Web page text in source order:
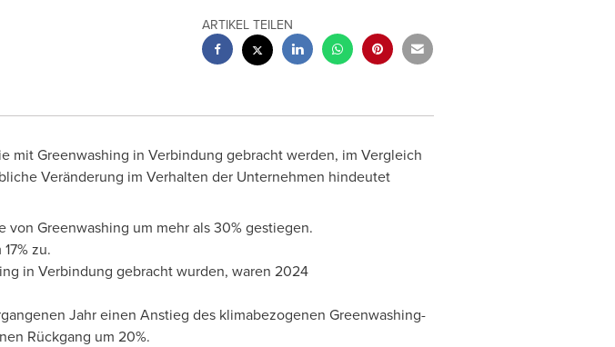
ARTIKEL TEILEN
mit Greenwashing in Verbindung gebracht werden, im Vergleich
Veränderung im Verhalten der Unternehmen hindeutet
Greenwashing um mehr als 30% gestiegen.
zu.
in Verbindung gebracht wurden, waren 2024
Jahr einen Anstieg des klimabezogenen Greenwashing-
Rückgang um 20%.